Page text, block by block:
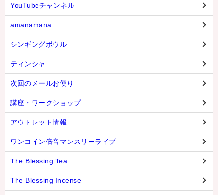
YouTubeチャンネル
amanamana
シンギングボウル
ティンシャ
次回のメールお便り
講座・ワークショップ
アウトレット情報
ワンコイン倍音マンスリーライブ
The Blessing Tea
The Blessing Incense